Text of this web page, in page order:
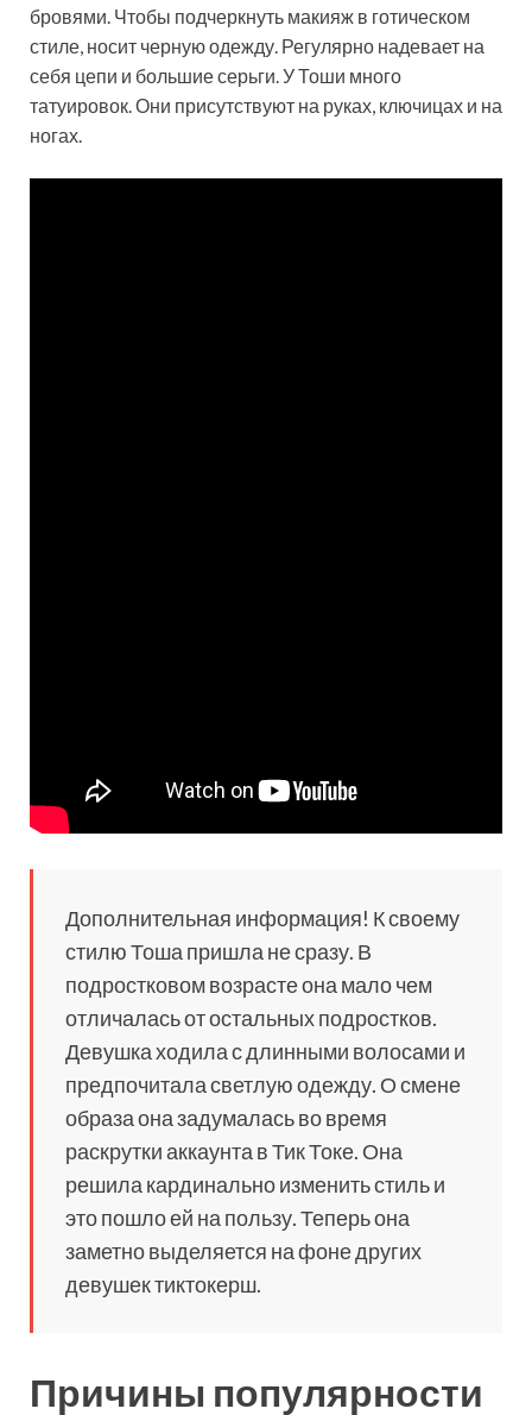
бровями. Чтобы подчеркнуть макияж в готическом
стиле, носит черную одежду. Регулярно надевает на
себя цепи и большие серьги. У Тоши много
татуировок. Они присутствуют на руках, ключицах и на
ногах.
Дополнительная информация! К своему
стилю Тоша пришла не сразу. В
подростковом возрасте она мало чем
отличалась от остальных подростков.
Девушка ходила с длинными волосами и
предпочитала светлую одежду. О смене
образа она задумалась во время
раскрутки аккаунта в Тик Токе. Она
решила кардинально изменить стиль и
это пошло ей на пользу. Теперь она
заметно выделяется на фоне других
девушек тиктокерш.
Причины популярности